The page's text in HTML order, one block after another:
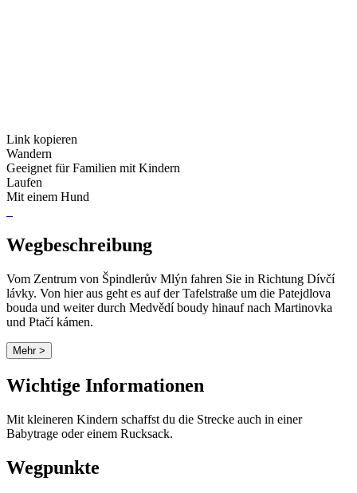
Link kopieren
Wandern
Geeignet für Familien mit Kindern
Laufen
Mit einem Hund
Wegbeschreibung
Vom Zentrum von Špindlerův Mlýn fahren Sie in Richtung Dívčí
lávky. Von hier aus geht es auf der Tafelstraße um die Patejdlova
bouda und weiter durch Medvědí boudy hinauf nach Martinovka
und Ptačí kámen.
Mehr >
Wichtige Informationen
Mit kleineren Kindern schaffst du die Strecke auch in einer
Babytrage oder einem Rucksack.
Wegpunkte